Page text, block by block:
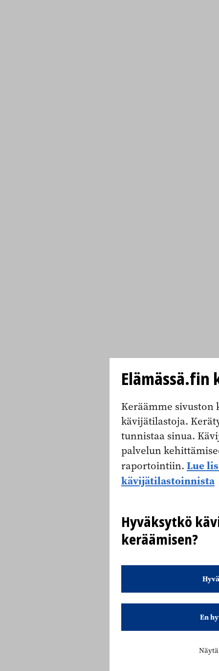
Keräämme sivuston
kävijätilastoja.
tunnistaa sinua.
palvelun
raportointiin. Lue
kävijätilastoinnista
Hyväksytkö
keräämisen?
En